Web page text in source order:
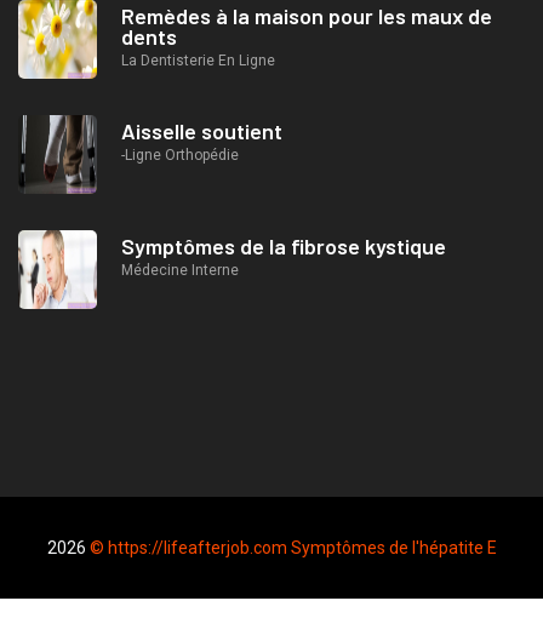
Remèdes à la maison pour les maux de
dents
La Dentisterie En Ligne
Aisselle soutient
-Ligne Orthopédie
Symptômes de la fibrose kystique
Médecine Interne
2026 © https://lifeafterjob.com Symptômes de l'hépatite E